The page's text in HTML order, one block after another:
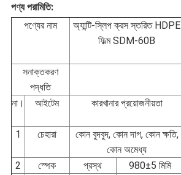
পণ্য পরামিতি:
পণ্যের নাম
অ্যান্টি-স্লিপ ক্রস স্তরিত HDPE
ফিল্ম SDM-60B
সনাক্তকরণ
পদ্ধতি
না। আইটেম কারখানার প্রয়োজনীয়তা
1 চেহারা
কোন বুদবুদ, কোন দাগ, কোন ক্ষতি,
কোন অমেধ্য
2 স্পেক প্রস্থ 980±5 মিমি